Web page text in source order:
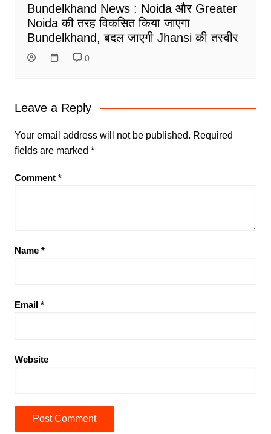
Bundelkhand News : Noida और Greater
Noida की तरह विकसित किया जाएगा
Bundelkhand, बदल जाएगी Jhansi की तस्वीर
0
Leave a Reply
Your email address will not be published. Required
fields are marked *
Comment *
Name *
Email *
Website